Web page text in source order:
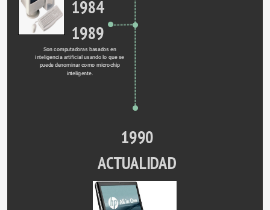
1984
1989
Son computadoras basados en
inteligencia artificial usando lo que se
puede denominar como microchip
inteligente.
1990
ACTUALIDAD